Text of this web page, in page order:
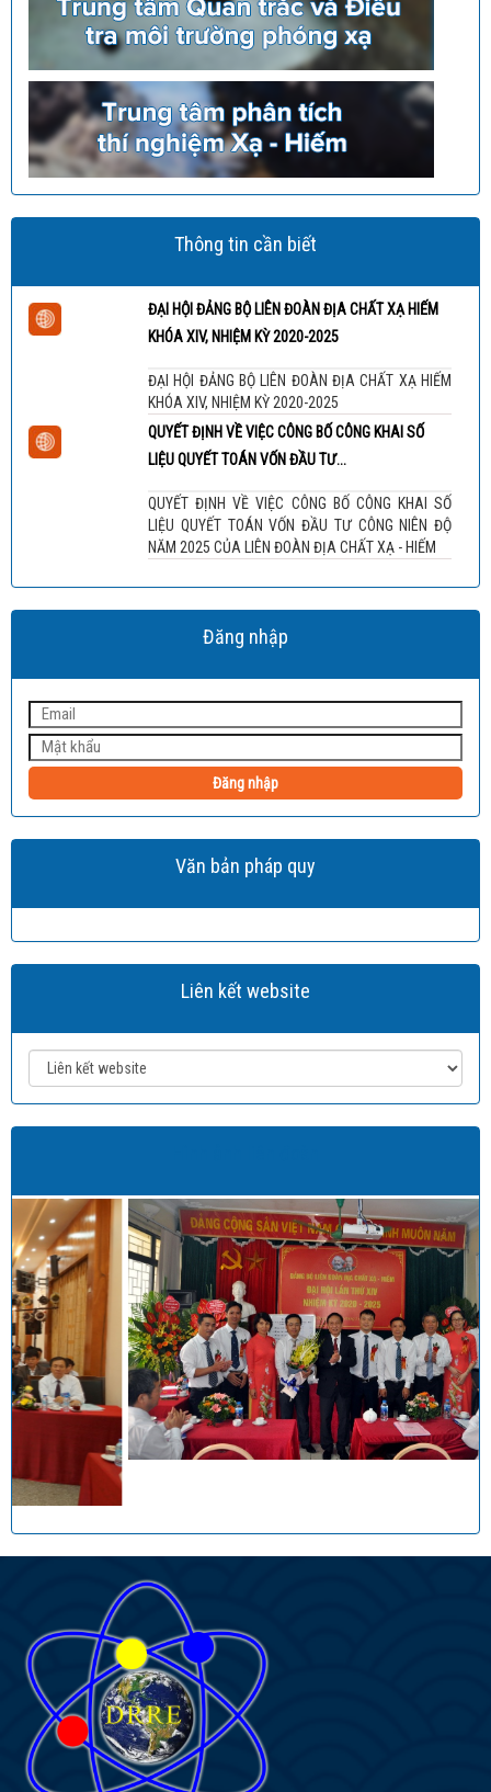
Thông tin cần biết
ĐẠI HỘI ĐẢNG BỘ LIÊN ĐOÀN ĐỊA CHẤT XẠ HIẾM
KHÓA XIV, NHIỆM KỲ 2020-2025
ĐẠI HỘI ĐẢNG BỘ LIÊN ĐOÀN ĐỊA CHẤT XẠ HIẾM
KHÓA XIV, NHIỆM KỲ 2020-2025
QUYẾT ĐỊNH VỀ VIỆC CÔNG BỐ CÔNG KHAI SỐ
LIỆU QUYẾT TOÁN VỐN ĐẦU TƯ...
QUYẾT ĐỊNH VỀ VIỆC CÔNG BỐ CÔNG KHAI SỐ
LIỆU QUYẾT TOÁN VỐN ĐẦU TƯ CÔNG NIÊN ĐỘ
NĂM 2025 CỦA LIÊN ĐOÀN ĐỊA CHẤT XẠ - HIẾM
Đăng nhập
Đăng nhập
Văn bản pháp quy
Liên kết website